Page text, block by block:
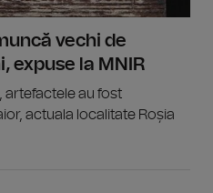
vechi de
expuse la MNIR
artefactele au fost
actuala localitate Roșia